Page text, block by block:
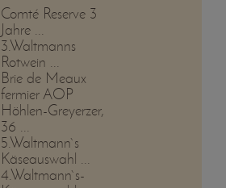
Comté Reserve 3
Jahre ...
3.Waltmanns
Rotwein ...
Brie de Meaux
fermier AOP
Höhlen-Greyerzer,
36 ...
5.Waltmann`s
Käseauswahl ...
4.Waltmann`s-